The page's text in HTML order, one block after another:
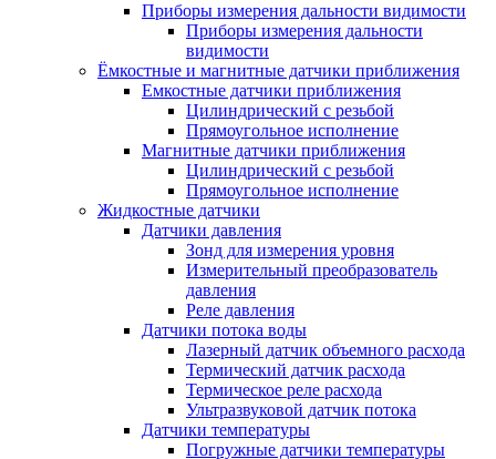
Приборы измерения дальности видимости
Приборы измерения дальности
видимости
Ёмкостные и магнитные датчики приближения
Емкостные датчики приближения
Цилиндрический с резьбой
Прямоугольное исполнение
Магнитные датчики приближения
Цилиндрический с резьбой
Прямоугольное исполнение
Жидкостные датчики
Датчики давления
Зонд для измерения уровня
Измерительный преобразователь
давления
Реле давления
Датчики потока воды
Лазерный датчик объемного расхода
Термический датчик расхода
Термическое реле расхода
Ультразвуковой датчик потока
Датчики температуры
Погружные датчики температуры